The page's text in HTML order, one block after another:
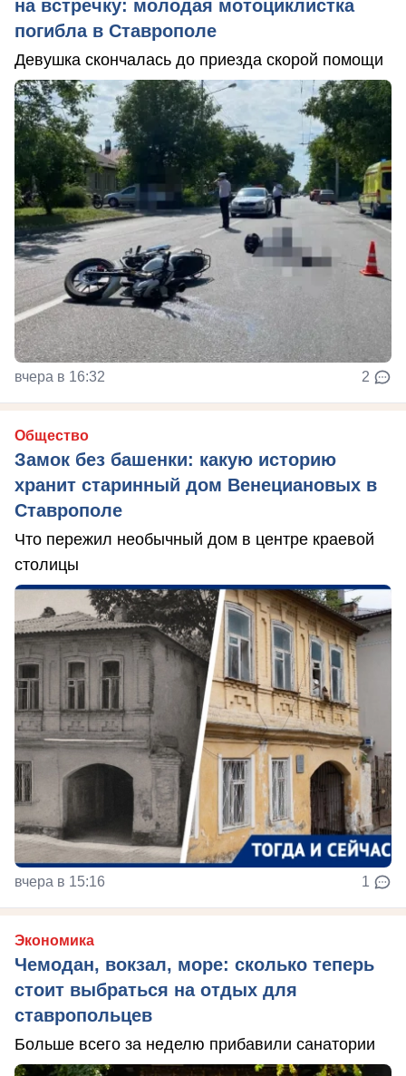
на встречку: молодая мотоциклистка
погибла в Ставрополе
Девушка скончалась до приезда скорой помощи
вчера в 16:32 2
Общество
Замок без башенки: какую историю
хранит старинный дом Венециановых в
Ставрополе
Что пережил необычный дом в центре краевой
столицы
вчера в 15:16 1
Экономика
Чемодан, вокзал, море: сколько теперь
стоит выбраться на отдых для
ставропольцев
Больше всего за неделю прибавили санатории